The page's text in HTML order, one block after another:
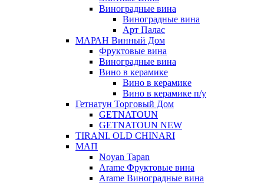
Виноградные вина
Виноградные вина
Арт Палас
МАРАН Винный Дом
Фруктовые вина
Виноградные вина
Вино в керамике
Вино в керамике
Вино в керамике п/у
Гетнатун Торговый Дом
GETNATOUN
GETNATOUN NEW
TIRANI. OLD CHINARI
МАП
Noyan Tapan
Arame Фруктовые вина
Arame Виноградные вина